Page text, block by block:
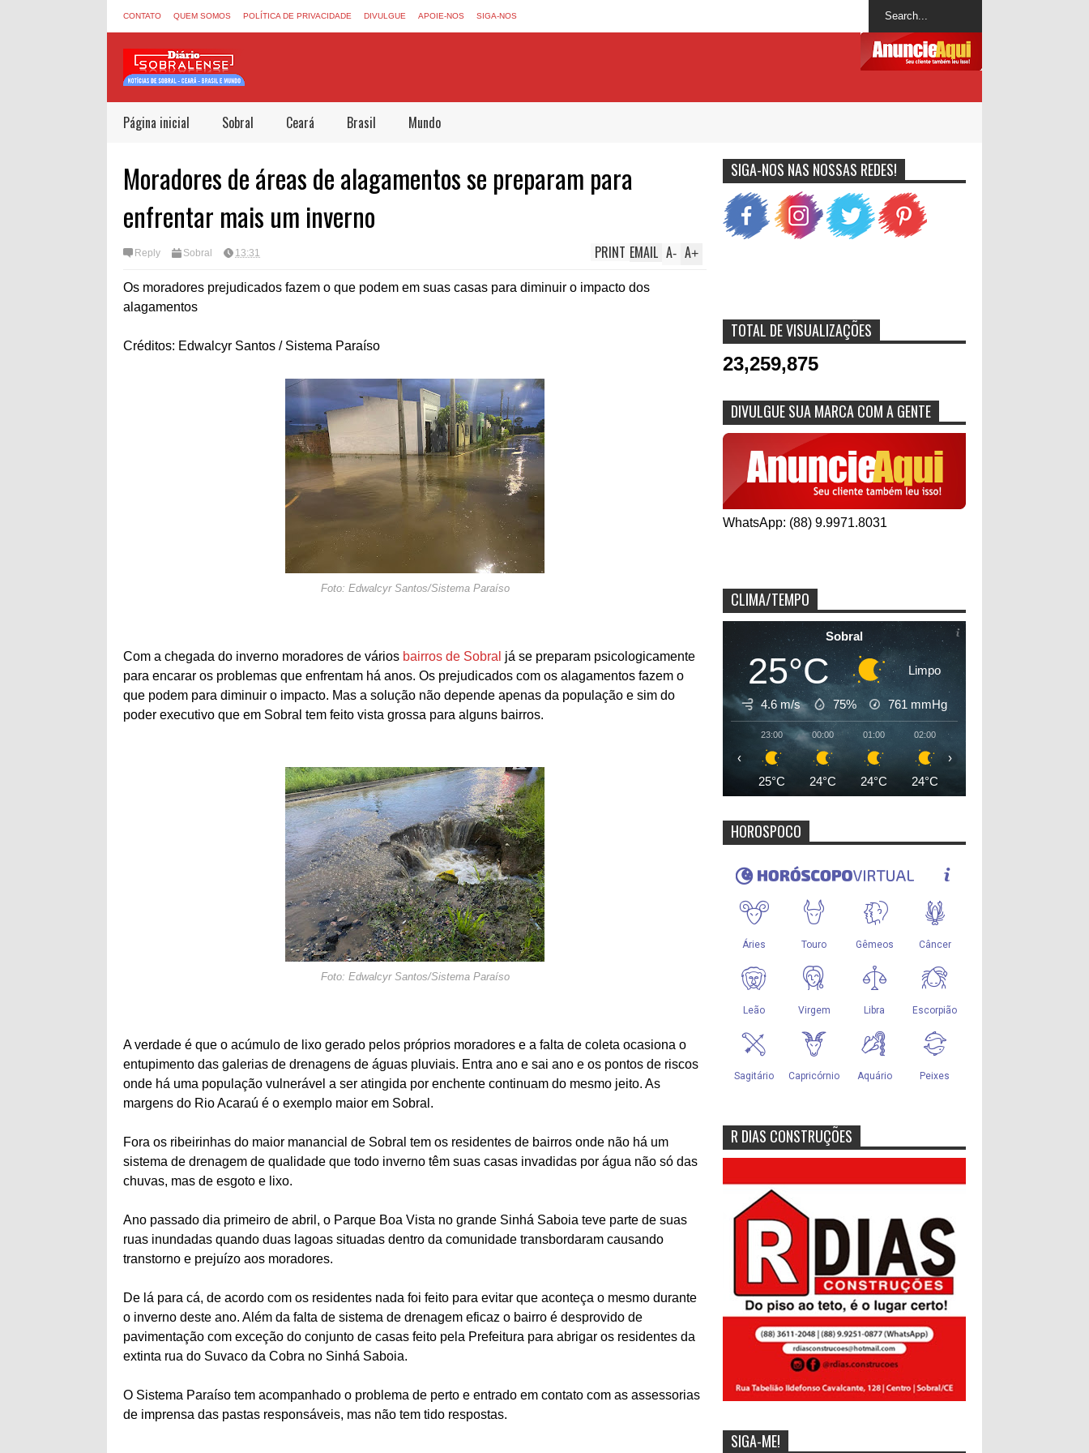
CONTATO QUEM SOMOS POLÍTICA DE PRIVACIDADE DIVULGUE APOIE-NOS SIGA-NOS
Página inicial Sobral Ceará Brasil Mundo
Moradores de áreas de alagamentos se preparam para
enfrentar mais um inverno
Reply Sobral 13:31 A+
A-
EMAIL
PRINT
Os moradores prejudicados fazem o que podem em suas casas para diminuir o impacto dos
alagamentos
Créditos: Edwalcyr Santos / Sistema Paraíso
Foto: Edwalcyr Santos/Sistema Paraíso
Com a chegada do inverno moradores de vários bairros de Sobral já se preparam psicologicamente
para encarar os problemas que enfrentam há anos. Os prejudicados com os alagamentos fazem o
que podem para diminuir o impacto. Mas a solução não depende apenas da população e sim do
poder executivo que em Sobral tem feito vista grossa para alguns bairros.
Foto: Edwalcyr Santos/Sistema Paraíso
A verdade é que o acúmulo de lixo gerado pelos próprios moradores e a falta de coleta ocasiona o
entupimento das galerias de drenagens de águas pluviais. Entra ano e sai ano e os pontos de riscos
onde há uma população vulnerável a ser atingida por enchente continuam do mesmo jeito. As
margens do Rio Acaraú é o exemplo maior em Sobral.
Fora os ribeirinhas do maior manancial de Sobral tem os residentes de bairros onde não há um
sistema de drenagem de qualidade que todo inverno têm suas casas invadidas por água não só das
chuvas, mas de esgoto e lixo.
Ano passado dia primeiro de abril, o Parque Boa Vista no grande Sinhá Saboia teve parte de suas
ruas inundadas quando duas lagoas situadas dentro da comunidade transbordaram causando
transtorno e prejuízo aos moradores.
De lá para cá, de acordo com os residentes nada foi feito para evitar que aconteça o mesmo durante
o inverno deste ano. Além da falta de sistema de drenagem eficaz o bairro é desprovido de
pavimentação com exceção do conjunto de casas feito pela Prefeitura para abrigar os residentes da
extinta rua do Suvaco da Cobra no Sinhá Saboia.
O Sistema Paraíso tem acompanhado o problema de perto e entrado em contato com as assessorias
de imprensa das pastas responsáveis, mas não tem tido respostas.
SIGA-NOS NAS NOSSAS REDES!
TOTAL DE VISUALIZAÇÕES
23,259,875
DIVULGUE SUA MARCA COM A GENTE
WhatsApp: (88) 9.9971.8031
CLIMA/TEMPO
Sobral
25°C Limpo
4.6 m/s 75% 761 mmHg
23:00
25°C
00:00
24°C
01:00
24°C
02:00
24°C
‹ ›
HOROSPOCO
R DIAS CONSTRUÇÕES
SIGA-ME!